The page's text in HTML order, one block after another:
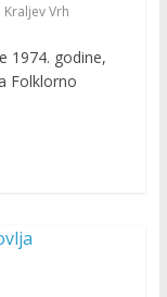
Kraljev Vrh
1974. godine,
Folklorno